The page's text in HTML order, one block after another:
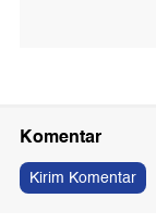
Komentar
Kirim Komentar